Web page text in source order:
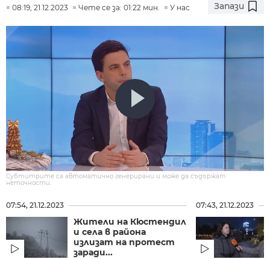
08:19, 21.12.2023 Чете се за: 01:22 мин. У нас Запази
Субтитрите са автоматично генерирани и може да съдържат
неточности.
07:54, 21.12.2023
Жители на Кюстендил
и села в района
излизат на протест
заради...
07:43, 21.12.2023